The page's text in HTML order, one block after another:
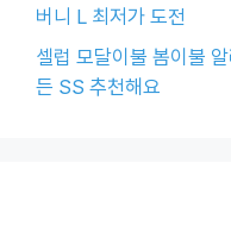
버니 L 최저가 도전
셀럽 모달이불 봄이불
든 SS 추천해요